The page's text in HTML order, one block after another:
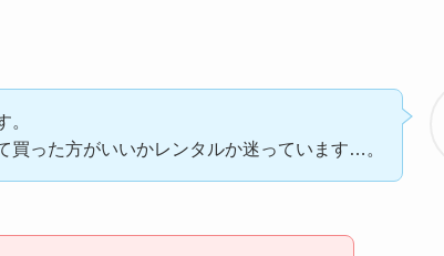
。
買った方がいいかレンタルか迷っています…。